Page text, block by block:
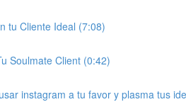
tu Cliente Ideal (7:08)
Soulmate Client (0:42)
instagram a tu favor y plasma tus